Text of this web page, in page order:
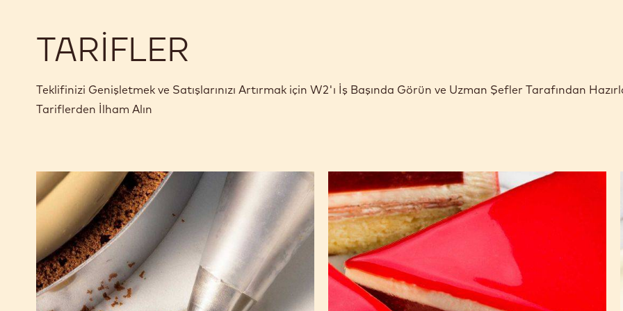
TARIFLER
Teklifinizi Genişletmek ve Satışlarınızı Artırmak için W2'ı İş Başında Görün ve Uzman Şefler Tarafından
Tariflerden İlham Alın
Beyaz
çikolatadan
crémeux
çikolatadan
bavarois